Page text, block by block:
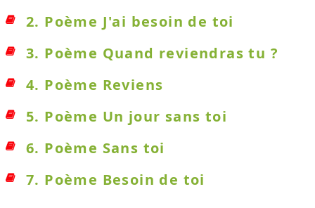
2. Poème J'ai besoin de toi
3. Poème Quand reviendras tu ?
4. Poème Reviens
5. Poème Un jour sans toi
6. Poème Sans toi
7. Poème Besoin de toi